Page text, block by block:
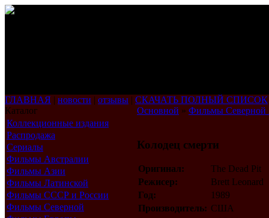
ГЛАВНАЯ | новости | отзывы | СКАЧАТЬ ПОЛНЫЙ СПИСОК
Каталог
Коллекционные издания
Распродажа
Сериалы
Фильмы Австралии
Фильмы Азии
Фильмы Латинской
Америки
Фильмы СССР и России
Фильмы Северной
Основной » Фильмы Северной
Колодец смерти
Оригинал:
The Dead Pit
Режисер:
Brett Leonard
Год:
1989
Производитель: США